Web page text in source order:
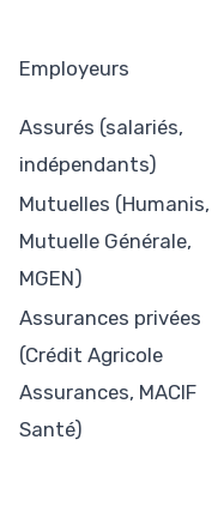
Employeurs
Assurés (salariés,
indépendants)
Mutuelles (Humanis,
Mutuelle Générale,
MGEN)
Assurances privées
(Crédit Agricole
Assurances, MACIF
Santé)